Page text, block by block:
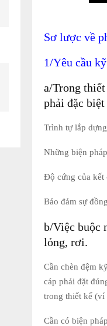
Sơ lược về
1/Yêu cầu
a/Trong
phải đặc
Trình tự lắp
Những biện
Độ cứng của kết
Bảo đảm sự
b/Việc buộc
lỏng, rơi.
Cần chèn đệm
cáp phải đặt
trong thiết kế (ví
Cần có biện